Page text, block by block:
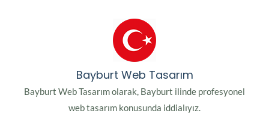
Bayburt Web Tasarım
Bayburt Web Tasarım olarak, Bayburt ilinde profesyonel
web tasarım konusunda iddialıyız.